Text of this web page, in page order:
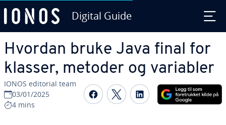
Digital Guide
Hvordan bruke Java final for
klasser, metoder og variabler
IONOS editorial team
03/01/2025
4 mins
Share on Facebook
Share on Twitter
Share on